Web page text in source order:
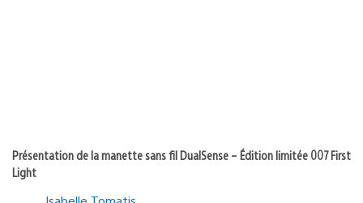
Présentation de la manette sans fil DualSense – Édition limitée 007 First
Light